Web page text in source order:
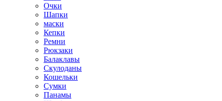
Очки
Шапки
маски
Кепки
Ремни
Рюкзаки
Балаклавы
Скулоданы
Кошельки
Сумки
Панамы